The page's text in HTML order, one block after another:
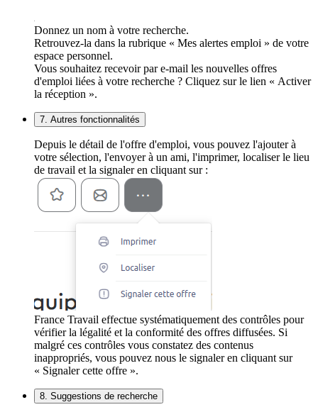
Donnez un nom à votre recherche.
Retrouvez-la dans la rubrique « Mes alertes emploi » de votre
espace personnel.
Vous souhaitez recevoir par e-mail les nouvelles offres
d'emploi liées à votre recherche ? Cliquez sur le lien « Activer
la réception ».
7. Autres fonctionnalités
Depuis le détail de l'offre d'emploi, vous pouvez l'ajouter à
votre sélection, l'envoyer à un ami, l'imprimer, localiser le lieu
de travail et la signaler en cliquant sur :
France Travail effectue systématiquement des contrôles pour
vérifier la légalité et la conformité des offres diffusées. Si
malgré ces contrôles vous constatez des contenus
inappropriés, vous pouvez nous le signaler en cliquant sur
« Signaler cette offre ».
8. Suggestions de recherche